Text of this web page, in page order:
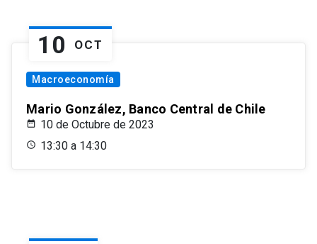
10 OCT
Macroeconomía
Mario González, Banco Central de Chile
10 de Octubre de 2023
13:30 a 14:30